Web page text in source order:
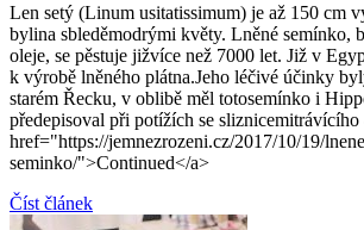
Len setý (Linum usitatissimum) je až 150 cm
bylina sbleděmodrými květy. Lněné semínko,
oleje, se pěstuje jižvíce než 7000 let. Již v
k výrobě lněného plátna.Jeho léčivé účinky
starém Řecku, v oblibě měl totosemínko i
předepisoval při potížích se
href="https://jemnezrozeni.cz/2017/10/19/
seminko/">Continued</a>
Číst článek